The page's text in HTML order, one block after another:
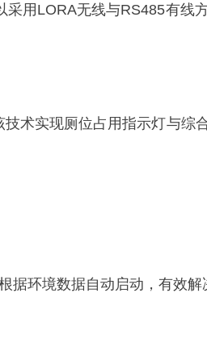
用LORA无线与RS485有线
术实现厕位占用指示灯与综
环境数据自动启动，有效解